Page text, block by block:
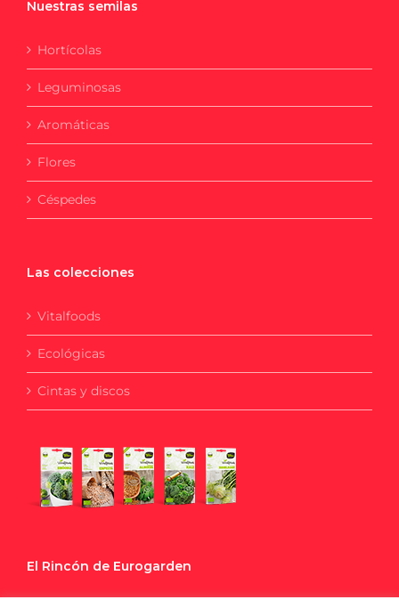
Nuestras semilas
Hortícolas
Leguminosas
Aromáticas
Flores
Céspedes
Las colecciones
Vitalfoods
Ecológicas
Cintas y discos
El Rincón de Eurogarden